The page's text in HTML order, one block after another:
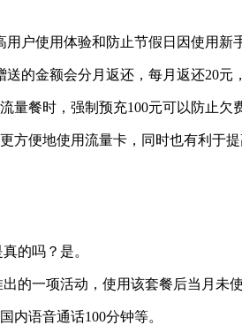
户使用体验和防止节假日因使用新
的金额会分月返还，每月返还20元
量餐时，强制预充100元可以防止欠
方便地使用流量卡，同时也有利于提
的吗？是。
的一项活动，使用该套餐后当月未
内语音通话100分钟等。